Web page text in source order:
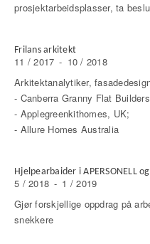
prosjektarbeidsplasser, ta
Frilans arkitekt
11 / 2017 - 10 / 2018
Arkitektanalytiker,
- Canberra Granny Flat
- Applegreenkithomes, UK;
- Allure Homes Australia
Hjelpearbaider i APERSONELL
5 / 2018 - 1 / 2019
Gjør forskjellige oppdrag på
snekkere